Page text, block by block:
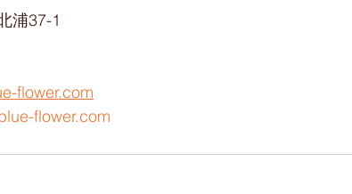
浦37-1
flower.com
flower.com